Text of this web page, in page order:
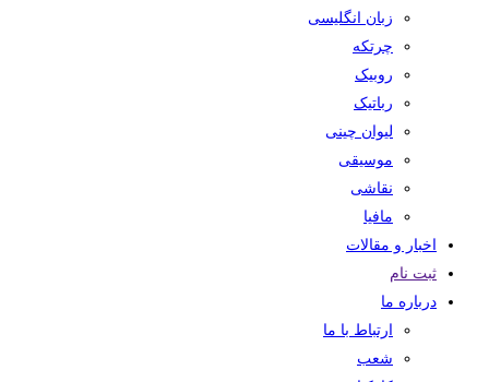
زبان انگلیسی
چرتکه
روبیک
رباتیک
لیوان چینی
موسیقی
نقاشی
مافیا
اخبار و مقالات
ثبت نام
درباره ما
ارتباط با ما
شعب